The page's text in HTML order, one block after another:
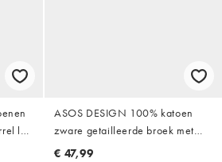
leg
ASOS DESIGN 100% katoen
zware getailleerde broek met
wijde pijpen in zwart
€ 47,99